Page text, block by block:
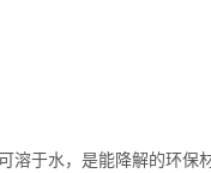
溶于水，是能降解的环保